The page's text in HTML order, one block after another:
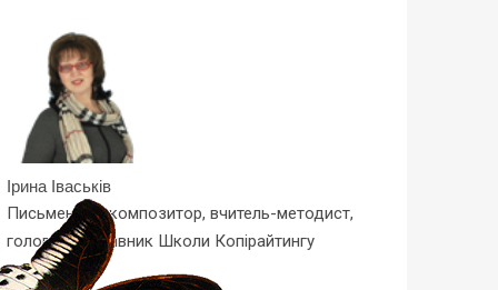
Ірина Іваськів
Письменник, композитор, вчитель-методист,
головред, керівник Школи Копірайтингу